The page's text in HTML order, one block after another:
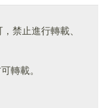
禁止進行轉載、
轉載。